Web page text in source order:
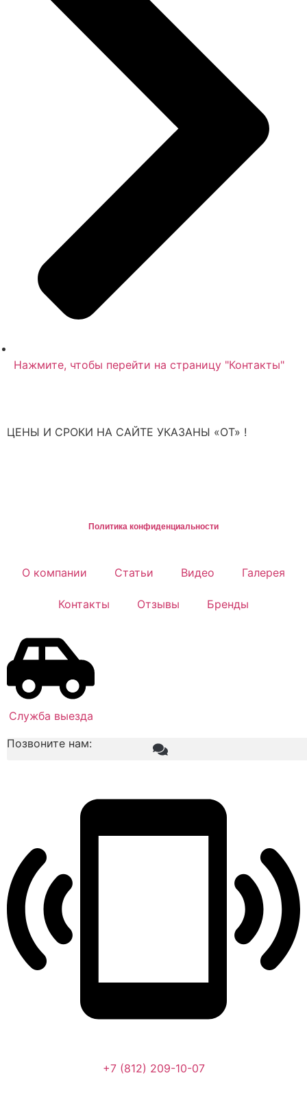
Нажмите, чтобы перейти на страницу "Контакты"
ЦЕНЫ И СРОКИ НА САЙТЕ УКАЗАНЫ «ОТ» !
Политика конфиденциальности
О компании Статьи Видео Галерея
Контакты Отзывы Бренды
Служба выезда
Позвоните нам:
+7 (812) 209-10-07